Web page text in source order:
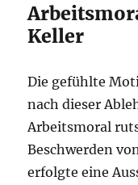
Keller
Die gefühlte
nach dieser
Arbeitsmoral
Beschwerden
erfolgte eine